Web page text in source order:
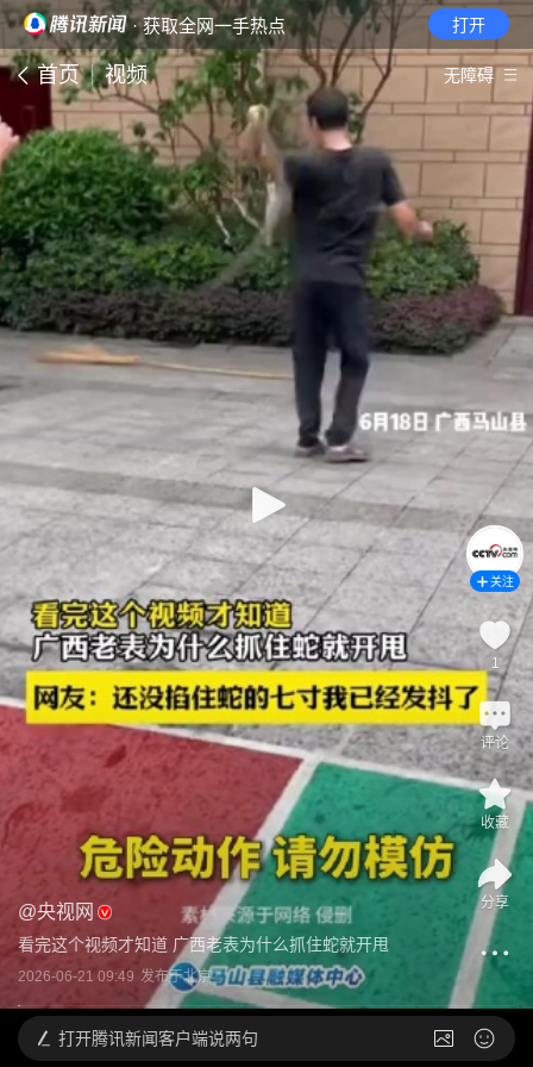
· 获取全网一手热点 打开
首页 视频 无障碍
@央视网
看完这个视频才知道 广西老表为什么抓住蛇就开甩
2026-06-21 09:49 发布于北京
关注
1
评论
收藏
分享
打开腾讯新闻客户端说两句